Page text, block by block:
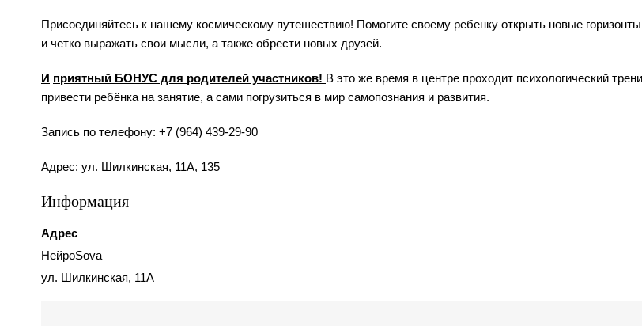
Присоединяйтесь к нашему космическому путешествию! Помогите своему ребенку открыть новые
и четко выражать свои мысли, а также обрести новых друзей.
И приятный БОНУС для родителей участников! В это же время в центре проходит психологический
привести ребёнка на занятие, а сами погрузиться в мир самопознания и развития.
Запись по телефону: +7 (964) 439-29-90
Адрес: ул. Шилкинская, 11А, 135
Информация
Адрес
НейроSova
ул. Шилкинская, 11А